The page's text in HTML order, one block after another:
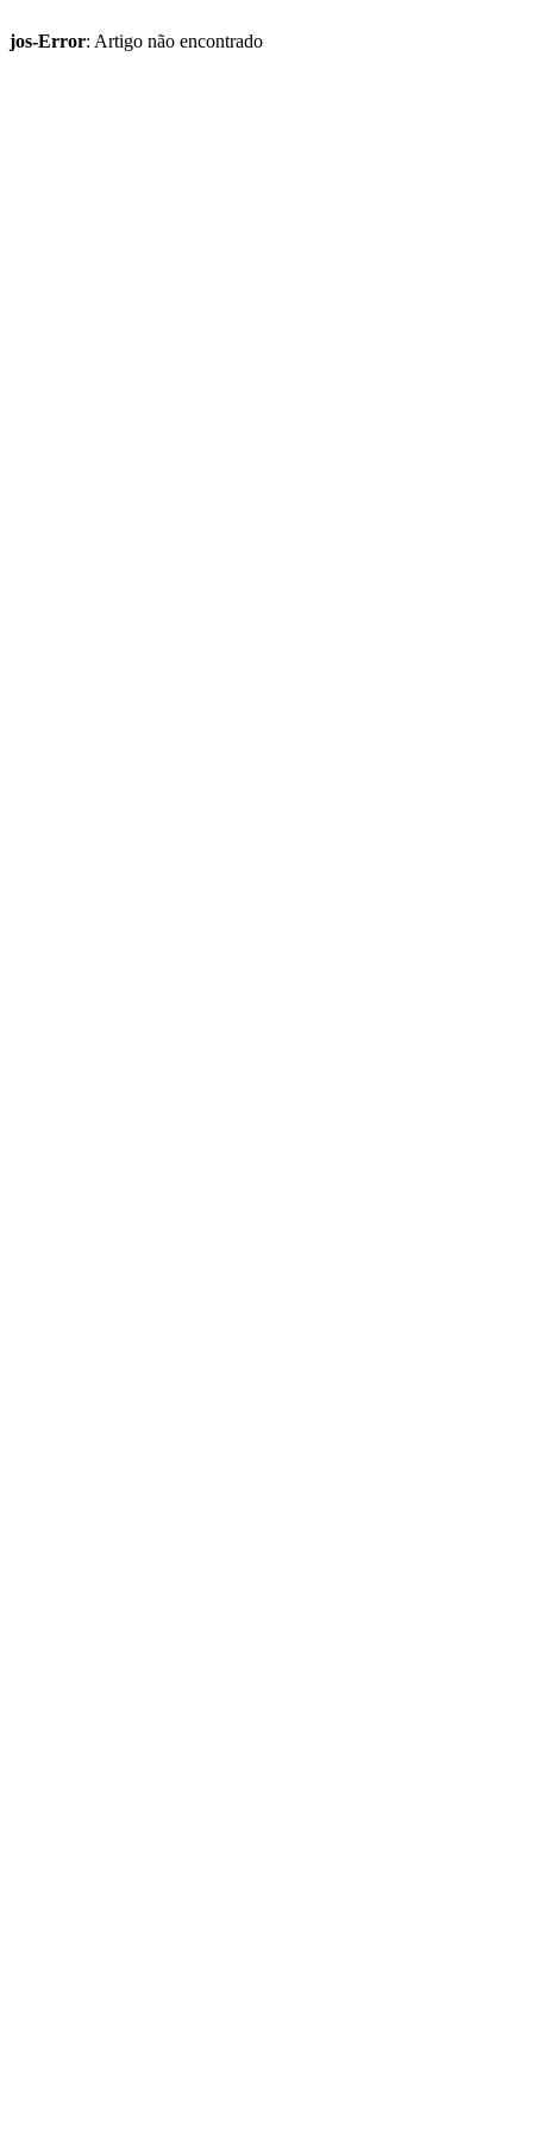
jos-Error: Artigo não encontrado